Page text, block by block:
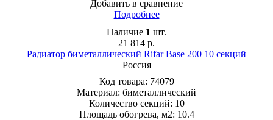
Добавить в сравнение
Подробнее
Наличие 1 шт.
21 814 р.
Радиатор биметаллический Rifar Base 200 10 секций
Россия
Код товара: 74079
Материал: биметаллический
Количество секций: 10
Площадь обогрева, м2: 10.4